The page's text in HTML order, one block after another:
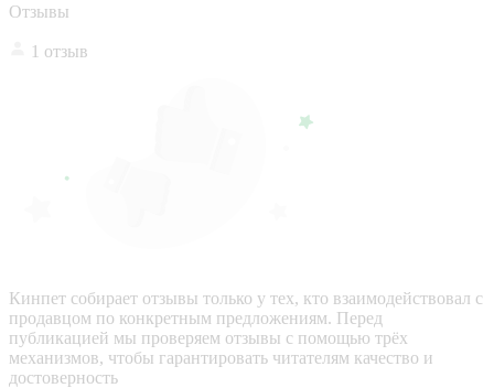
Отзывы
1 отзыв
Кинпет собирает отзывы только у тех, кто взаимодействовал с
продавцом по конкретным предложениям. Перед
публикацией мы проверяем отзывы с помощью трёх
механизмов, чтобы гарантировать читателям качество и
достоверность